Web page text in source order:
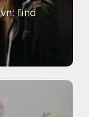
find